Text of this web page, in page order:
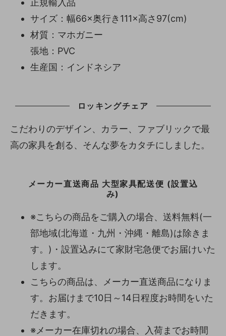
サイズ：幅66×奥行き111×高さ97(cm)
材質：マホガニー
張地：PVC
生産国：インドネシア
ロッキングチェア
こだわりのデザイン、カラー、ファブリックで最
高の家具を創る、そんな夢をカタチにしました。
メーカー直送商品 大型家具配送便 (設置込
み)
※こちらの商品をご購入の場合、送料無料(一
部地域(北海道・九州・沖縄・離島)は除きま
す。)・設置込みにて家財宅急便でお届けいた
します。
こちらの商品は、メーカー直送商品になりま
す。お届けまで10日～14日程度お時間をいた
だきます。
※メーカー在庫切れの場合、入荷までお時間